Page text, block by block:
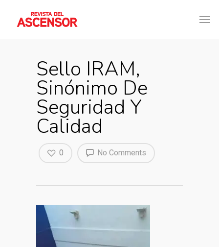
Sello IRAM,
Sinónimo De
Seguridad Y
Calidad
No Comments
0